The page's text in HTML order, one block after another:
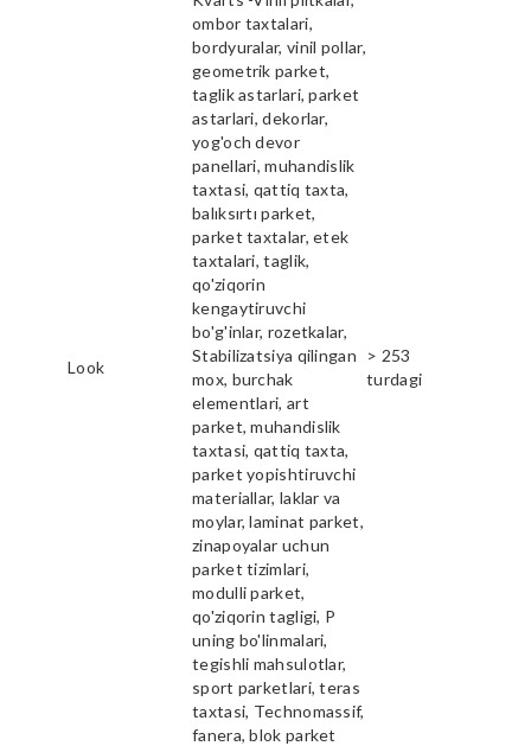
Look
ombor taxtalari,
bordyuralar, vinil pollar,
geometrik parket,
taglik astarlari, parket
astarlari, dekorlar,
yog'och devor
panellari, muhandislik
taxtasi, qattiq taxta,
balıksırtı parket,
parket taxtalar, etek
taxtalari, taglik,
qo'ziqorin
kengaytiruvchi
bo'g'inlar, rozetkalar,
Stabilizatsiya qilingan
mox, burchak
elementlari, art
parket, muhandislik
taxtasi, qattiq taxta,
parket yopishtiruvchi
materiallar, laklar va
moylar, laminat parket,
zinapoyalar uchun
parket tizimlari,
modulli parket,
qo'ziqorin tagligi, P
uning bo'linmalari,
tegishli mahsulotlar,
sport parketlari, teras
taxtasi, Technomassif,
fanera, blok parket
> 253
turdagi